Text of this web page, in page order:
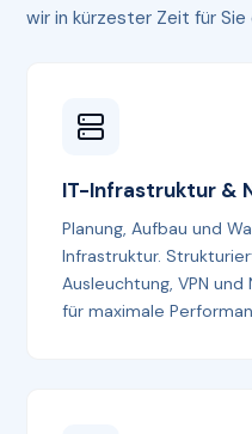
wir in kürzester Zeit für Sie
IT-Infrastruktur &
Planung, Aufbau und
Infrastruktur.
Ausleuchtung, VPN
für maximale